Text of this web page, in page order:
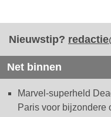
Nieuwstip?
Net binnen
Marvel-superheld
Paris voor bijzondere